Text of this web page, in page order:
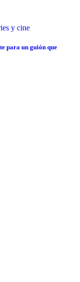
y cine
para un guión que